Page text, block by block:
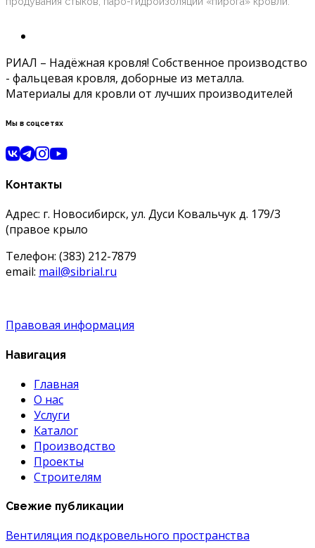
РИАЛ – Надёжная кровля! Собственное производство
- фальцевая кровля, доборные из металла.
Материалы для кровли от лучших производителей
Мы в соцсетях
Контакты
Адрес: г. Новосибирск, ул. Дуси Ковальчук д. 179/3
(правое крыло
Телефон: (383) 212-7879
email: mail@sibrial.ru
Правовая информация
Навигация
Главная
О нас
Услуги
Каталог
Производство
Проекты
Строителям
Свежие публикации
Вентиляция подкровельного пространства